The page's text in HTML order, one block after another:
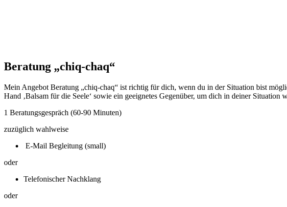
Beratung „chiq-chaq“
Mein Angebot Beratung „chiq-chaq“ ist richtig für dich, wenn du in der Situation bist
Hand ‚Balsam für die Seele‘ sowie ein geeignetes Gegenüber, um dich in deiner Situation
1 Beratungsgespräch (60-90 Minuten)
zuzüglich wahlweise
E-Mail Begleitung (small)
oder
Telefonischer Nachklang
oder